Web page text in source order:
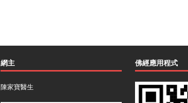
網主
陳家寶醫生
佛經應用程式